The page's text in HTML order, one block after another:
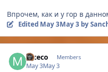
Впрочем, как и у гор в
Edited May 3May 3 by
mceco Members
May 3May 3